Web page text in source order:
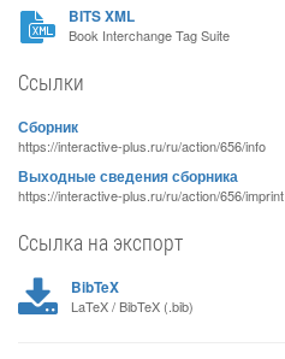
BITS XML
Book Interchange Tag Suite
Ссылки
Сборник
https://interactive-plus.ru/ru/action/656/info
Выходные сведения сборника
https://interactive-plus.ru/ru/action/656/imprint
Ссылка на экспорт
BibTeX
LaTeX / BibTeX (.bib)